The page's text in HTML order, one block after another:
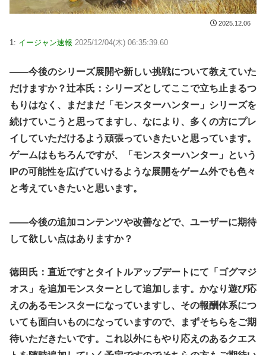
2025.12.06
1: イージャン速報 2025/12/04(木) 06:35:39.60
――今後のシリーズ展開や新しい挑戦について教えていた
だけますか？辻本氏：シリーズとしてここで立ち止まるつ
もりはなく、まだまだ「モンスターハンター」シリーズを
続けていこうと思ってますし、なにより、多くの方にプレ
イしていただけるよう頑張っていきたいと思っています。
ゲームはもちろんですが、「モンスターハンター」という
IPの可能性を広げていけるような展開をゲーム外でも色々
と考えていきたいと思います。
――今後の追加コンテンツや改善などで、ユーザーに期待
して欲しい点はありますか？
徳田氏：直近ですとタイトルアップデートにて「ゴグマジ
オス」を追加モンスターとして追加します。かなり遊び応
えのあるモンスターになっていますし、その報酬体系につ
いても面白いものになっていますので、まずそちらをご期
待いただきたいです。これ以外にもやり応えのあるクエス